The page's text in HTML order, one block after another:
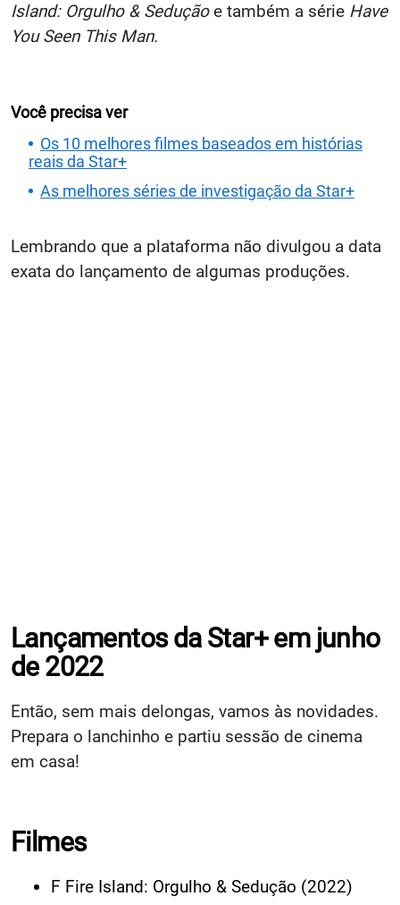
Island: Orgulho & Seduçãoe também a série Have
You Seen This Man.
Você precisa ver
Os 10 melhores filmes baseados em histórias
reais da Star+
As melhores séries de investigação da Star+
Lembrando que a plataforma não divulgou a data
exata do lançamento de algumas produções.
Lançamentos da Star+ em junho
de 2022
Então, sem mais delongas, vamos às novidades.
Prepara o lanchinho e partiu sessão de cinema
em casa!
Filmes
F Fire Island: Orgulho & Sedução (2022)